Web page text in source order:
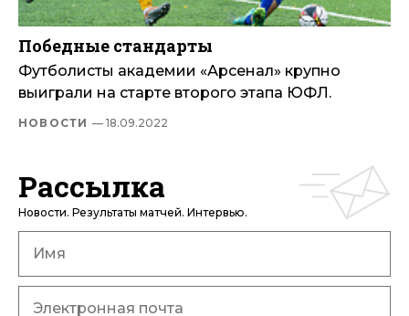
Победные стандарты
Футболисты академии «Арсенал» крупно
выиграли на старте второго этапа ЮФЛ.
НОВОСТИ — 18.09.2022
Рассылка
Новости. Результаты матчей. Интервью.